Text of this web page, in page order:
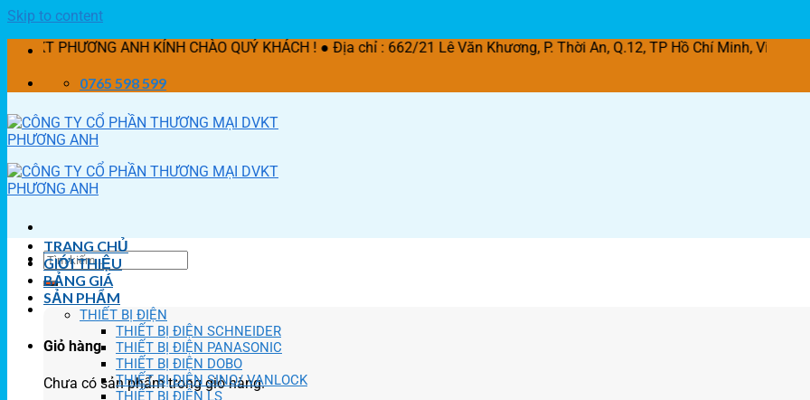
Skip to content
PHƯƠNG ANH KÍNH CHÀO QUÝ KHÁCH ! ● Địa chỉ : 662/21 Lê Văn Khương, P. Thời An, Q.12, TP Hồ Chí Minh, Việt Nam
0765 598 599
Giỏ hàng
Chưa có sản phẩm trong giỏ hàng.
TRANG CHỦ
GIỚI THIỆU
BẢNG GIÁ
SẢN PHẨM
THIẾT BỊ ĐIỆN
THIẾT BỊ ĐIỆN SCHNEIDER
THIẾT BỊ ĐIỆN PANASONIC
THIẾT BỊ ĐIỆN DOBO
THIẾT BỊ ĐIỆN SINO/ VANLOCK
THIẾT BỊ ĐIỆN LS